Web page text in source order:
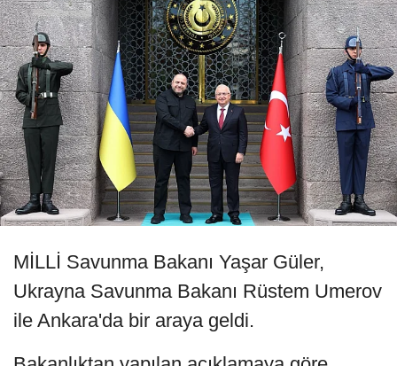
MİLLİ Savunma Bakanı Yaşar Güler,
Ukrayna Savunma Bakanı Rüstem Umerov
ile Ankara'da bir araya geldi.